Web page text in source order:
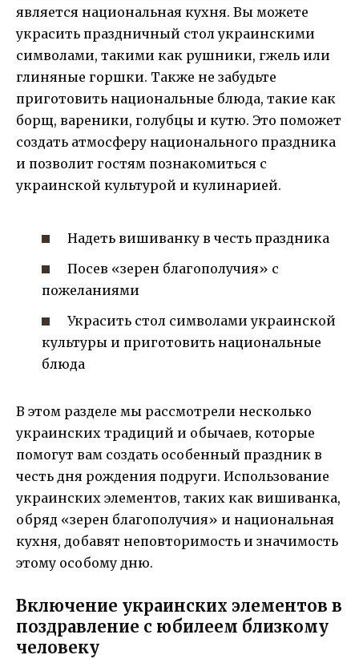
является национальная кухня. Вы можете
украсить праздничный стол украинскими
символами, такими как рушники, гжель или
глиняные горшки. Также не забудьте
приготовить национальные блюда, такие как
борщ, вареники, голубцы и кутю. Это поможет
создать атмосферу национального праздника
и позволит гостям познакомиться с
украинской культурой и кулинарией.
Надеть вишиванку в честь праздника
Посев «зерен благополучия» с
пожеланиями
Украсить стол символами украинской
культуры и приготовить национальные
блюда
В этом разделе мы рассмотрели несколько
украинских традиций и обычаев, которые
помогут вам создать особенный праздник в
честь дня рождения подруги. Использование
украинских элементов, таких как вишиванка,
обряд «зерен благополучия» и национальная
кухня, добавят неповторимость и значимость
этому особому дню.
Включение украинских элементов в
поздравление с юбилеем близкому
человеку